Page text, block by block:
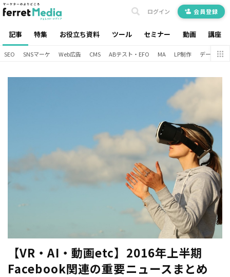
記事 特集 お役立ち資料 ツール セミナー 動画 講座
ログイン 会員登録
SEO SNSマーケ Web広告 CMS ABテスト・EFO MA LP制作 データ分析
【VR・AI・動画etc】2016年上半期
Facebook関連の重要ニュースまとめ